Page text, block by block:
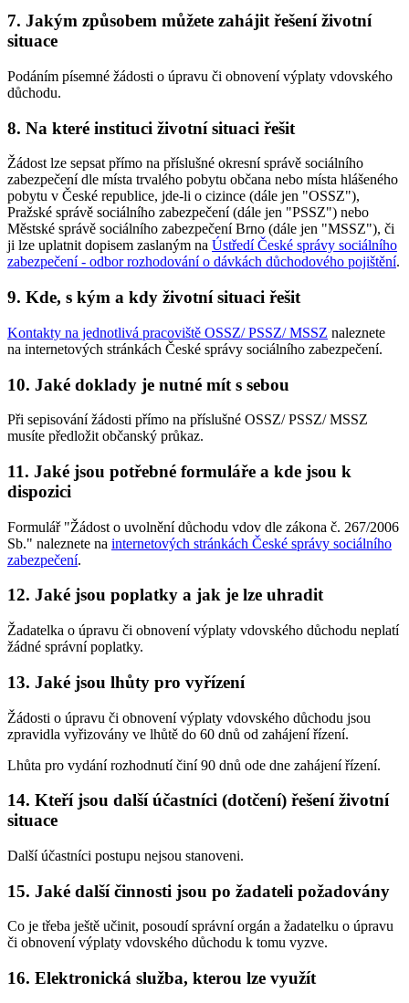
7. Jakým způsobem můžete zahájit řešení životní
situace
Podáním písemné žádosti o úpravu či obnovení výplaty vdovského
důchodu.
8. Na které instituci životní situaci řešit
Žádost lze sepsat přímo na příslušné okresní správě sociálního
zabezpečení dle místa trvalého pobytu občana nebo místa hlášeného
pobytu v České republice, jde-li o cizince (dále jen "OSSZ"),
Pražské správě sociálního zabezpečení (dále jen "PSSZ") nebo
Městské správě sociálního zabezpečení Brno (dále jen "MSSZ"), či
ji lze uplatnit dopisem zaslaným na Ústředí České správy sociálního
zabezpečení - odbor rozhodování o dávkách důchodového pojištění.
9. Kde, s kým a kdy životní situaci řešit
Kontakty na jednotlivá pracoviště OSSZ/ PSSZ/ MSSZ naleznete
na internetových stránkách České správy sociálního zabezpečení.
10. Jaké doklady je nutné mít s sebou
Při sepisování žádosti přímo na příslušné OSSZ/ PSSZ/ MSSZ
musíte předložit občanský průkaz.
11. Jaké jsou potřebné formuláře a kde jsou k
dispozici
Formulář "Žádost o uvolnění důchodu vdov dle zákona č. 267/2006
Sb." naleznete na internetových stránkách České správy sociálního
zabezpečení.
12. Jaké jsou poplatky a jak je lze uhradit
Žadatelka o úpravu či obnovení výplaty vdovského důchodu neplatí
žádné správní poplatky.
13. Jaké jsou lhůty pro vyřízení
Žádosti o úpravu či obnovení výplaty vdovského důchodu jsou
zpravidla vyřizovány ve lhůtě do 60 dnů od zahájení řízení.
Lhůta pro vydání rozhodnutí činí 90 dnů ode dne zahájení řízení.
14. Kteří jsou další účastníci (dotčení) řešení životní
situace
Další účastníci postupu nejsou stanoveni.
15. Jaké další činnosti jsou po žadateli požadovány
Co je třeba ještě učinit, posoudí správní orgán a žadatelku o úpravu
či obnovení výplaty vdovského důchodu k tomu vyzve.
16. Elektronická služba, kterou lze využít